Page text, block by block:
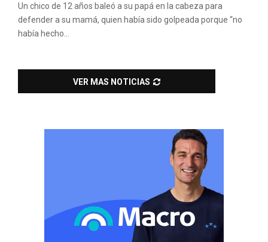
Un chico de 12 años baleó a su papá en la cabeza para
defender a su mamá, quien había sido golpeada porque “no
había hecho...
VER MAS NOTICIAS